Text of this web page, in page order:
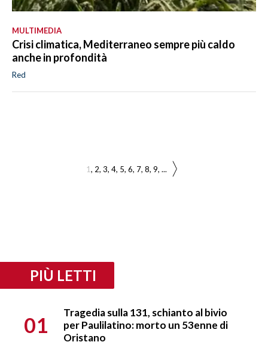
MULTIMEDIA
Crisi climatica, Mediterraneo sempre più caldo
anche in profondità
Red
1 2 3 4 5 6 7 8 9 ...
PIÙ LETTI
01
Tragedia sulla 131, schianto al bivio
per Paulilatino: morto un 53enne di
Oristano